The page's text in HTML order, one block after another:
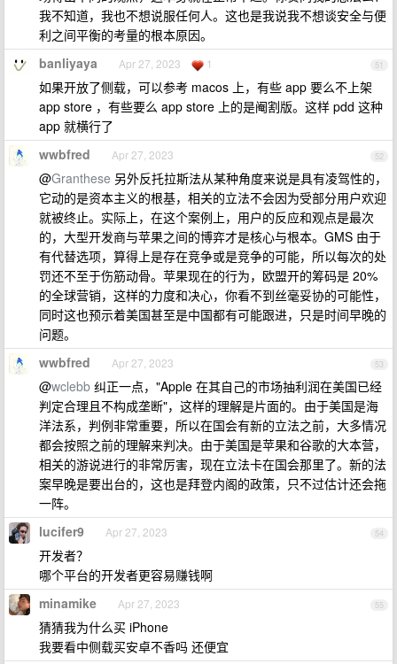
我不知道，我也不想说服任何人。这也是我说我不想谈安全与便
利之间平衡的考量的根本原因。
51
banliyaya Apr 27, 2023 1
如果开放了侧载，可以参考 macos 上，有些 app 要么不上架
app store ，有些要么 app store 上的是阉割版。这样 pdd 这种
app 就横行了
52
wwbfred Apr 27, 2023
@Granthese 另外反托拉斯法从某种角度来说是具有凌驾性的，
它动的是资本主义的根基，相关的立法不会因为受部分用户欢迎
就被终止。实际上，在这个案例上，用户的反应和观点是最次
的，大型开发商与苹果之间的博弈才是核心与根本。GMS 由于
有代替选项，算得上是存在竞争或是竞争的可能，所以每次的处
罚还不至于伤筋动骨。苹果现在的行为，欧盟开的筹码是 20%
的全球营销，这样的力度和决心，你看不到丝毫妥协的可能性，
同时这也预示着美国甚至是中国都有可能跟进，只是时间早晚的
问题。
53
wwbfred Apr 27, 2023
@wclebb 纠正一点，"Apple 在其自己的市场抽利润在美国已经
判定合理且不构成垄断"，这样的理解是片面的。由于美国是海
洋法系，判例非常重要，所以在国会有新的立法之前，大多情况
都会按照之前的理解来判决。由于美国是苹果和谷歌的大本营，
相关的游说进行的非常厉害，现在立法卡在国会那里了。新的法
案早晚是要出台的，这也是拜登内阁的政策，只不过估计还会拖
一阵。
54
lucifer9 Apr 27, 2023
开发者？
哪个平台的开发者更容易赚钱啊
55
minamike Apr 27, 2023
猜猜我为什么买 iPhone
我要看中侧载买安卓不香吗 还便宜